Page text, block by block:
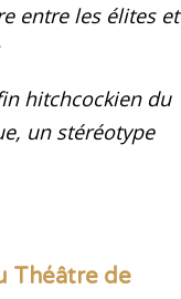
entre les élites et
hitchcockien du
un stéréotype
Théâtre de